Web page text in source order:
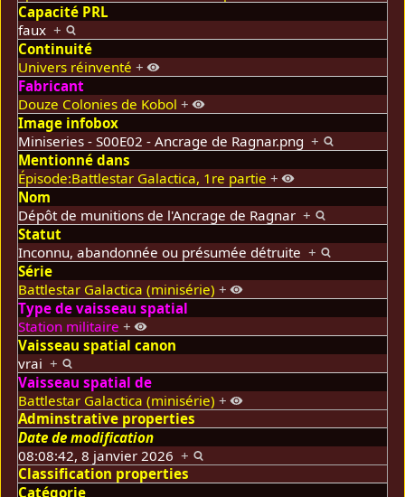
Capacité PRL
faux+
Continuité
Univers réinventé +
Fabricant
Douze Colonies de Kobol +
Image infobox
Miniseries - S00E02 - Ancrage de Ragnar.png+
Mentionné dans
Épisode:Battlestar Galactica, 1re partie +
Nom
Dépôt de munitions de l'Ancrage de Ragnar+
Statut
Inconnu, abandonnée ou présumée détruite+
Série
Battlestar Galactica (minisérie) +
Type de vaisseau spatial
Station militaire +
Vaisseau spatial canon
vrai+
Vaisseau spatial de
Battlestar Galactica (minisérie) +
Adminstrative properties
Date de modification
08:08:42, 8 janvier 2026 +
Classification properties
Catégorie